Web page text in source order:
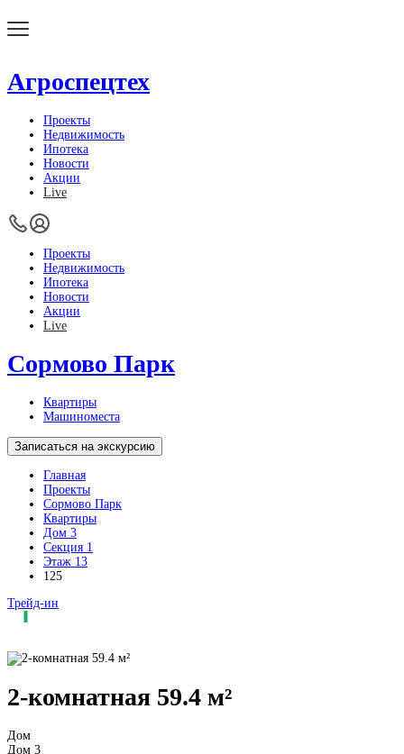
Агроспецтех
Проекты
Недвижимость
Ипотека
Новости
Акции
Live
Проекты
Недвижимость
Ипотека
Новости
Акции
Live
Сормово Парк
Квартиры
Машиноместа
Записаться на экскурсию
Главная
Проекты
Сормово Парк
Квартиры
Дом 3
Секция 1
Этаж 13
125
Трейд-ин
2-комнатная 59.4 м²
Дом
Дом 3